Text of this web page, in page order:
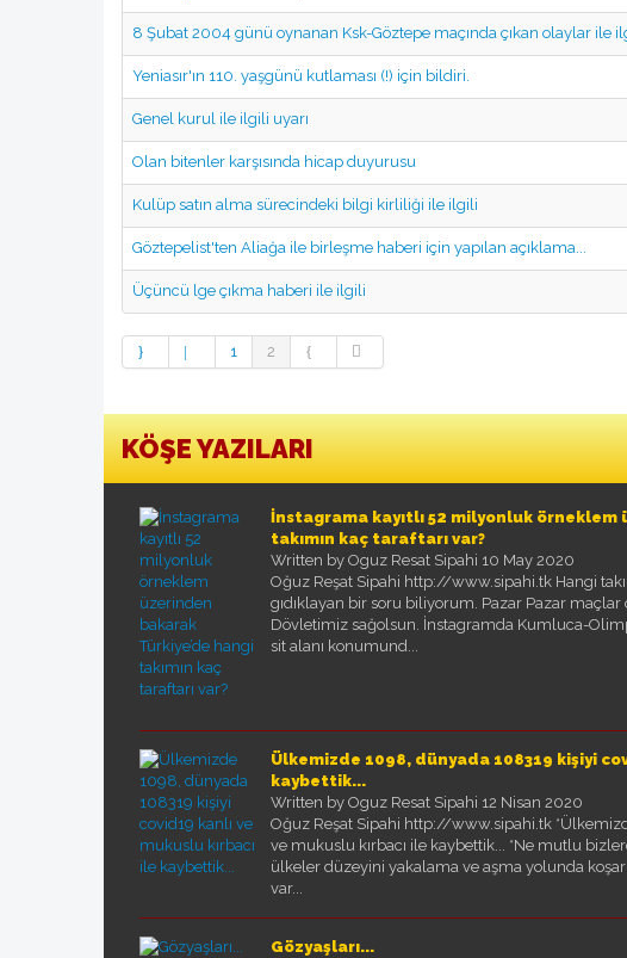
8 Şubat 2004 günü oynanan Ksk-Göztepe maçında çıkan olaylar ile
Yeniasır'ın 110. yaşgünü kutlaması (!) için bildiri.
Genel kurul ile ilgili uyarı
Olan bitenler karşısında hicap duyurusu
Kulüp satın alma sürecindeki bilgi kirliliği ile ilgili
Göztepelist'ten Aliağa ile birleşme haberi için yapılan açıklama...
Üçüncü lge çıkma haberi ile ilgili
1 2
KÖŞE YAZILARI
İnstagrama kayıtlı 52 milyonluk
takımın kaç taraftarı var?
Written by Oguz Resat Sipahi 10 May 2020
Oğuz Reşat Sipahi http://www.sipahi.tk Hangi
gıdıklayan bir soru biliyorum. Pazar Pazar
Dövletimiz sağolsun. İnstagramda Kumluca-
sit alanı konumund...
Ülkemizde 1098, dünyada 108319 kişiyi
kaybettik...
Written by Oguz Resat Sipahi 12 Nisan 2020
Oğuz Reşat Sipahi http://www.sipahi.tk
ve mukuslu kırbacı ile kaybettik... *Ne mutlu
ülkeler düzeyini yakalama ve aşma yolunda
var...
Gözyaşları...